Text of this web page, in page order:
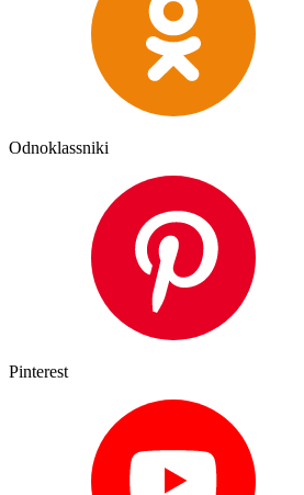
Odnoklassniki
Pinterest